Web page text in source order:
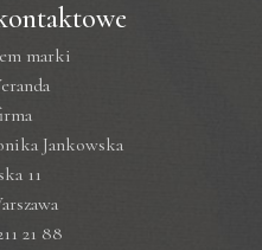
marki
Jankowska
11
21 88